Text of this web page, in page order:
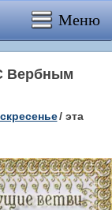
Меню
Вербным
/ эта